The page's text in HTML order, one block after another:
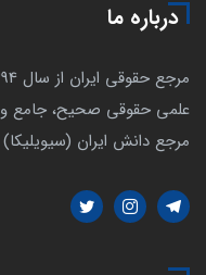
درباره ما
علمی حقوقی صحیح، جامع و
مرجع دانش ایران